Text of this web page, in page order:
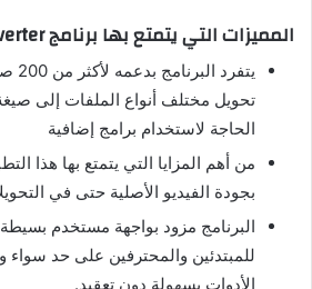
المميزات التي يتمتع بها برنامج WinX Video Converter
الحاجة لاستخدام برامج إضافية
من أهم المزايا التي يتمتع بها هذا
بجودة الفيديو الأصلية حتى في
البرنامج مزود بواجهة مستخدم
للمبتدئين والمحترفين على حد
الأدوات بسهولة دون تعقيد.